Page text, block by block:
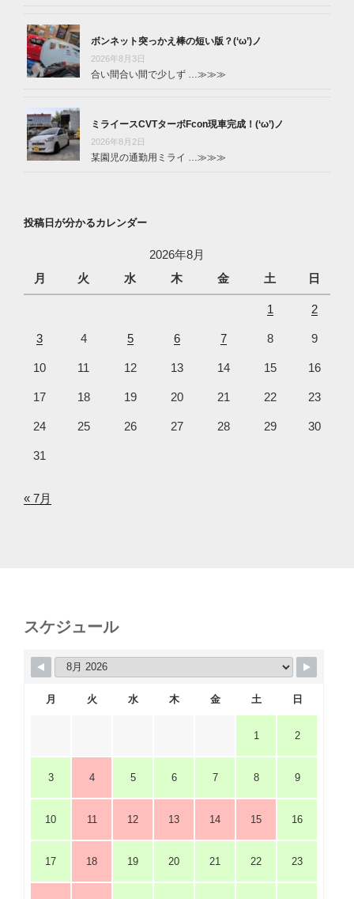
ボンネット突っかえ棒の短い版？(‘ω’)ノ
2026年8月3日
合い間合い間で少しず …≫≫≫
ミライースCVTターボFcon現車完成！(‘ω’)ノ
2026年8月2日
某園児の通勤用ミライ …≫≫≫
投稿日が分かるカレンダー
2026年8月
月
火 水 木 金 土 日
1 2
3 4 5 6 7 8 9
10 11 12 13 14 15 16
17 18 19 20 21 22 23
24 25 26 27 28 29 30
31
« 7月
スケジュール
月 火 水 木 金 土 日
1 2
3 4 5 6 7 8 9
10 11 12 13 14 15 16
17 18 19 20 21 22 23